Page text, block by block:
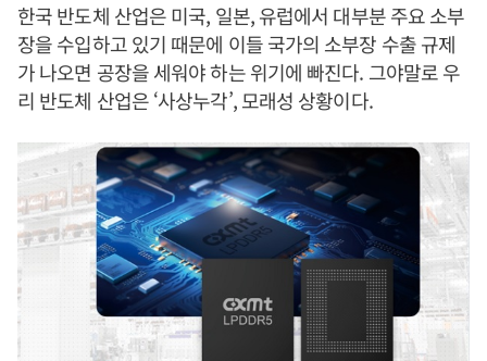
한국 반도체 산업은 미국, 일본, 유럽에서 대부분 주요 소부
장을 수입하고 있기 때문에 이들 국가의 소부장 수출 규제
가 나오면 공장을 세워야 하는 위기에 빠진다. 그야말로 우
리 반도체 산업은 ‘사상누각’, 모래성 상황이다.